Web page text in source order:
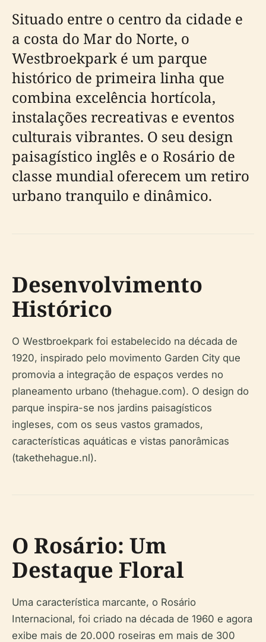
Situado entre o centro da cidade e
a costa do Mar do Norte, o
Westbroekpark é um parque
histórico de primeira linha que
combina excelência hortícola,
instalações recreativas e eventos
culturais vibrantes. O seu design
paisagístico inglês e o Rosário de
classe mundial oferecem um retiro
urbano tranquilo e dinâmico.
Desenvolvimento
Histórico
O Westbroekpark foi estabelecido na década de
1920, inspirado pelo movimento Garden City que
promovia a integração de espaços verdes no
planeamento urbano (thehague.com). O design do
parque inspira-se nos jardins paisagísticos
ingleses, com os seus vastos gramados,
características aquáticas e vistas panorâmicas
(takethehague.nl).
O Rosário: Um
Destaque Floral
Uma característica marcante, o Rosário
Internacional, foi criado na década de 1960 e agora
exibe mais de 20.000 roseiras em mais de 300